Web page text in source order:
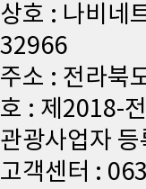
상호 : 나비
32966
주소 : 전라북
호 : 제2018-
관광사업자
고객센터 :